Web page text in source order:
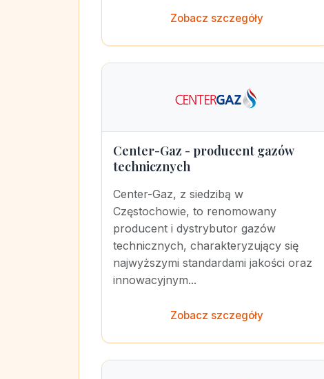
Zobacz szczegóły
Center-Gaz - producent gazów
technicznych
Center-Gaz, z siedzibą w
Częstochowie, to renomowany
producent i dystrybutor gazów
technicznych, charakteryzujący się
najwyższymi standardami jakości oraz
innowacyjnym...
Zobacz szczegóły